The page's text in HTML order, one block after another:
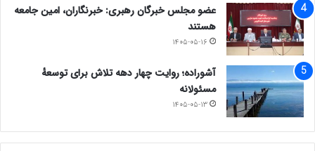
عضو مجلس خبرگان رهبری: خبرنگاران، امین جامعه
هستند
۱۴۰۵-۰۵-۱۶
آشوراده؛ روایت چهار دهه تلاش برای توسعهٔ
مسئولانه
۱۴۰۵-۰۵-۱۳